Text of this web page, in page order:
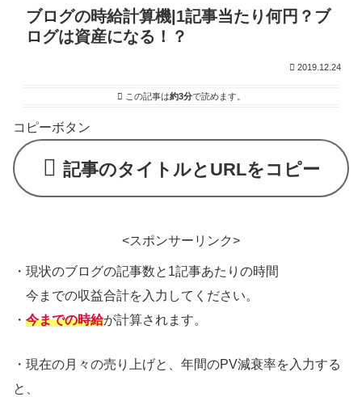
ブログの時給計算機|1記事当たり何円？ブ
ログは資産になる！？
2019.12.24
この記事は約3分で読めます。
コピーボタン
記事のタイトルとURLをコピー
<スポンサーリンク>
・現状のブログの記事数と1記事あたりの時間
今までの収益合計を入力してください。
・ 今までの時給が計算されます。
・現在の月々の売り上げと、年間のPV減衰率を入力する
と、